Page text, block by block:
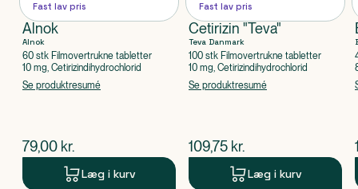
Fast lav pris
Alnok
Alnok
60 stk Filmovertrukne tabletter
10 mg, Cetirizindihydrochlorid
Se produktresumé
$nuværende pris
79,00 kr.
Læg i kurv
Fast lav pris
Cetirizin "Teva"
Teva Danmark
100 stk Filmovertrukne tabletter
10 mg, Cetirizindihydrochlorid
Se produktresumé
$nuværende pris
109,75 kr.
Læg i kurv